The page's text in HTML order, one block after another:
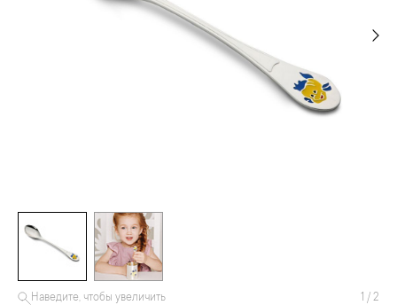
Наведите, чтобы увеличить 1 / 2